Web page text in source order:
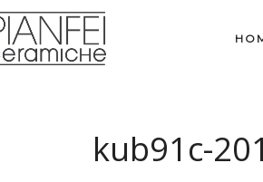
kub91c-